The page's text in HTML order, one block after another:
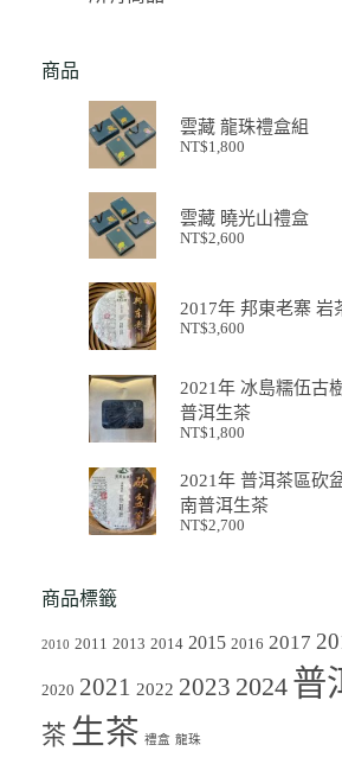
商品
雲藏 龍珠禮盒組
NT$1,800
雲藏 曉光山禮盒
NT$2,600
2017年 邦東老寨 岩
NT$3,600
2021年 冰島糯伍古
普洱生茶
NT$1,800
2021年 普洱茶區砍
南普洱生茶
NT$2,700
商品標籤
2010 2011 2013 2014 2015 2016 2017
2020 2021 2022 2023 2024 普
茶 生茶 禮盒 龍珠